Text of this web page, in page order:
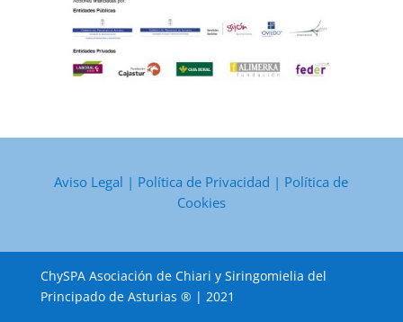
Aviso Legal | Política de Privacidad | Política de
Cookies
ChySPA Asociación de Chiari y Siringomielia del
Principado de Asturias ® | 2021